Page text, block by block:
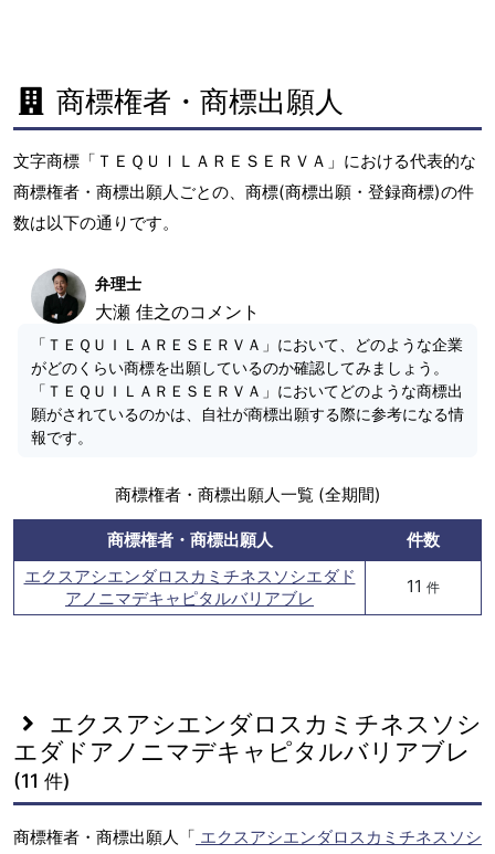
商標権者・商標出願人
文字商標「ＴＥＱＵＩＬＡＲＥＳＥＲＶＡ」における代表的な
商標権者・商標出願人ごとの、商標(商標出願・登録商標)の件
数は以下の通りです。
弁理士
大瀬 佳之のコメント
「ＴＥＱＵＩＬＡＲＥＳＥＲＶＡ」において、どのような企業
がどのくらい商標を出願しているのか確認してみましょう。
「ＴＥＱＵＩＬＡＲＥＳＥＲＶＡ」においてどのような商標出
願がされているのかは、自社が商標出願する際に参考になる情
報です。
商標権者・商標出願人一覧 (全期間)
商標権者・商標出願人
件数
エクスアシエンダロスカミチネスソシエダド
アノニマデキャピタルバリアブレ
11 件
エクスアシエンダロスカミチネスソシ
エダドアノニマデキャピタルバリアブレ
(11 件)
商標権者・商標出願人「 エクスアシエンダロスカミチネスソシ